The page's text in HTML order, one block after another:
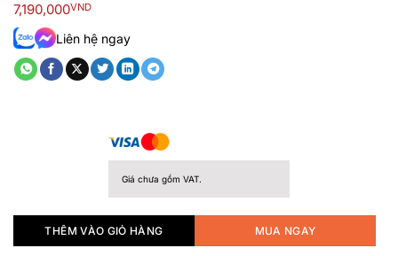
xếp
hạng
0.0
5
sao
7,190,000VND
Liên hệ ngay
Giá chưa gồm VAT.
THÊM VÀO GIỎ HÀNG MUA NGAY